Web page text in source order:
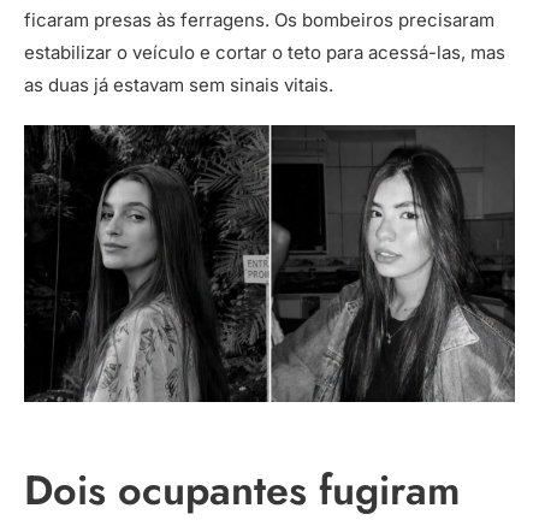
ficaram presas às ferragens. Os bombeiros precisaram
estabilizar o veículo e cortar o teto para acessá-las, mas
as duas já estavam sem sinais vitais.
Dois ocupantes fugiram